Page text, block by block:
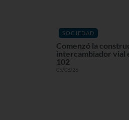
SOCIEDAD
Comenzó la
intercambiador vial
102
05/08/26